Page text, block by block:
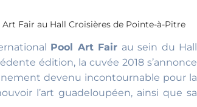
Fair au Hall Croisières de Pointe-à-Pitre
Pool Art Fair au sein du Hall
édition, la cuvée 2018 s’annonce
devenu incontournable pour la
l’art guadeloupéen, ainsi que sa